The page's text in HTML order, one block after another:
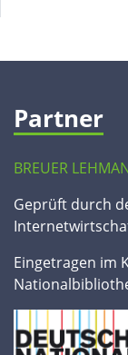
Partner
BREUER
Geprüft durch
Eingetragen im